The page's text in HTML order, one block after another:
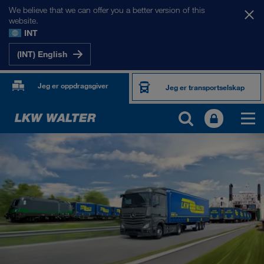
We believe that we can offer you a better version of this
website.
INT
(INT) English
Jeg er oppdragsgiver Jeg er transportselskap
PRODUKTER OG TJENESTER
Veitransport
Digitale løsninger
Kombinert trafikk